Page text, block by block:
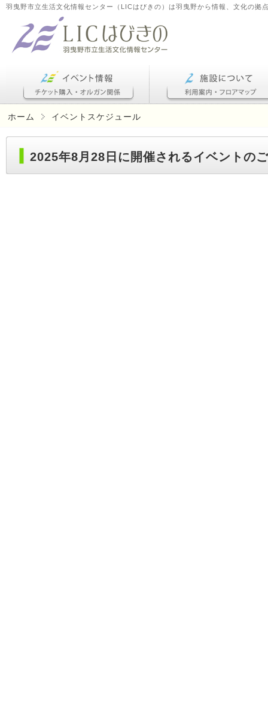
羽曳野市立生活文化情報センター（LICはびきの）は羽曳野から情報、文化の拠
ホーム イベントスケジュール
2025年8月28日に開催されるイベントの